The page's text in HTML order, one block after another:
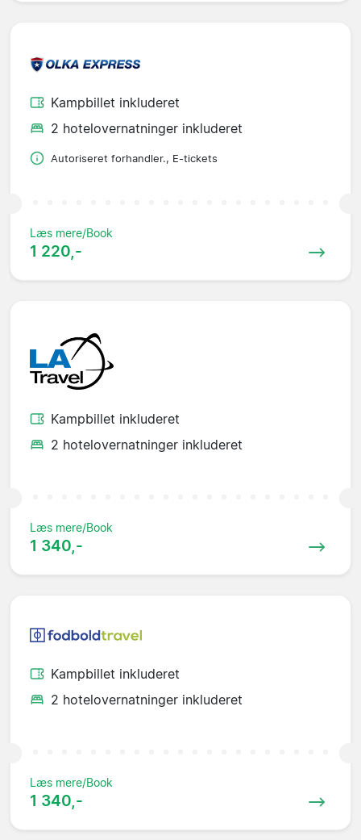
Kampbillet inkluderet
2 hotelovernatninger inkluderet
Autoriseret forhandler., E-tickets
Læs mere/Book
1 220,-
Kampbillet inkluderet
2 hotelovernatninger inkluderet
Læs mere/Book
1 340,-
Kampbillet inkluderet
2 hotelovernatninger inkluderet
Læs mere/Book
1 340,-